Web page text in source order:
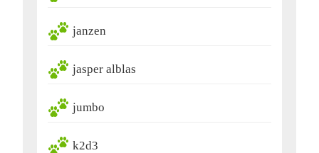
janzen
jasper alblas
jumbo
k2d3